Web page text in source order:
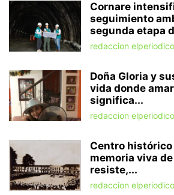
Cornare
seguimiento
segunda etapa
redaccion elperiodico
Doña Gloria y
vida donde
significa...
redaccion elperiodico
Centro histórico
memoria viva
resiste,...
redaccion elperiodico